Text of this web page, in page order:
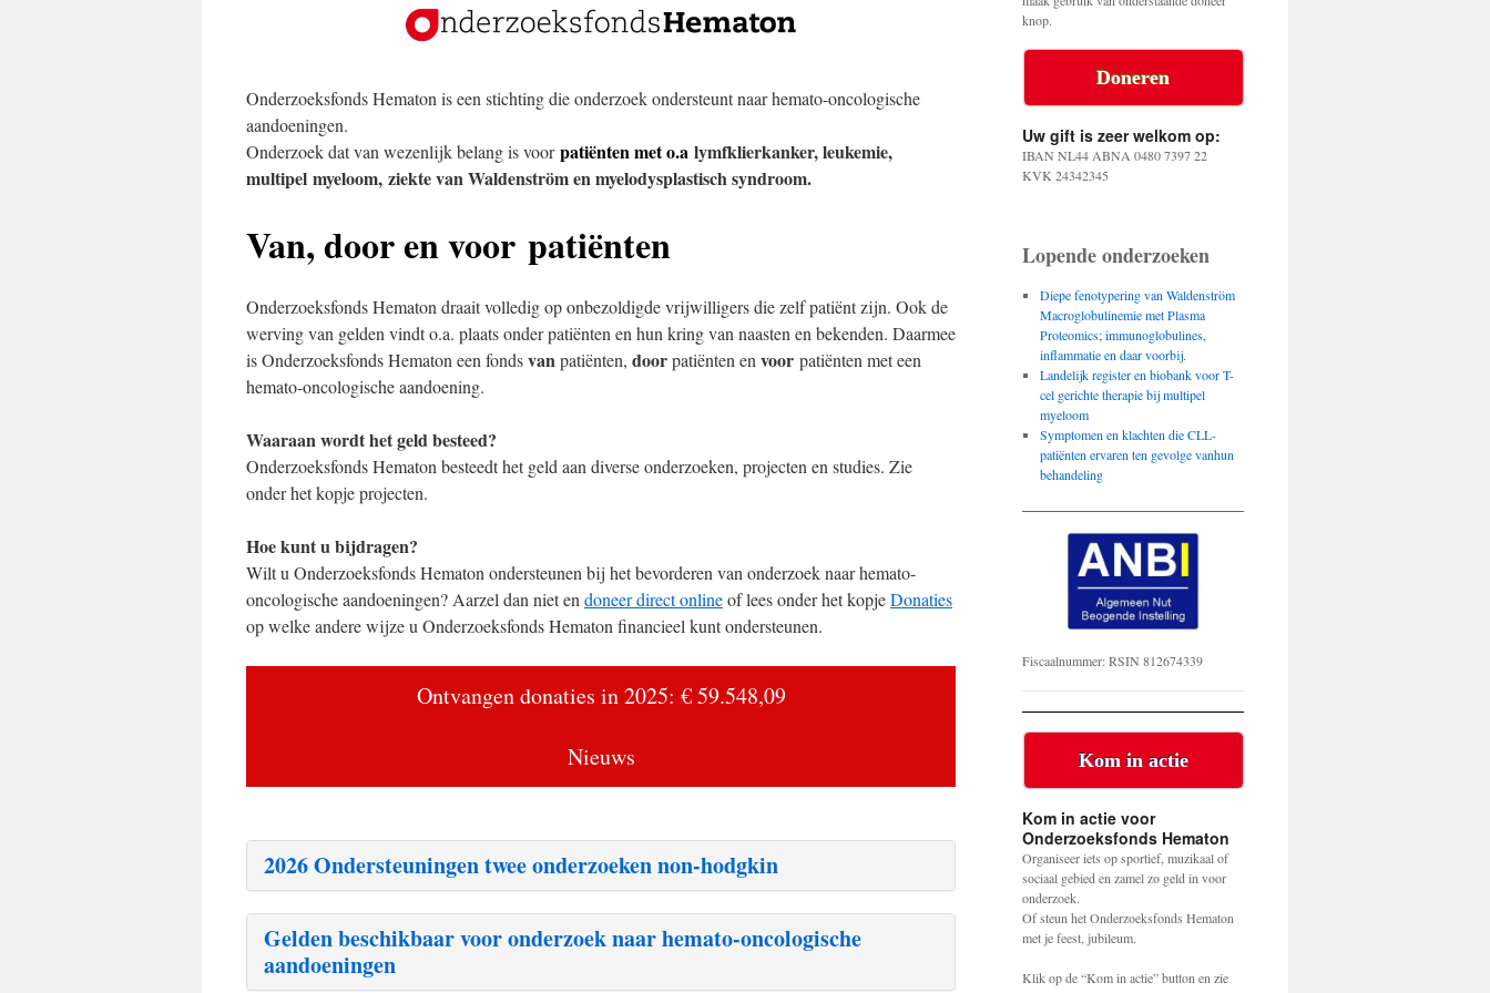
Onderzoeksfonds Hematon is een stichting die onderzoek ondersteunt naar hemato-oncologische
aandoeningen.
Onderzoek dat van wezenlijk belang is voorpatiënten met o.a lymfklierkanker, leukemie,
multipel myeloom, ziekte van Waldenström en myelodysplastisch syndroom.
Van, door en voor patiënten
Onderzoeksfonds Hematon draait volledig op onbezoldigde vrijwilligers die zelf patiënt zijn. Ook de
werving van gelden vindt o.a. plaats onder patiënten en hun kring van naasten en bekenden. Daarmee
is Onderzoeksfonds Hematon een fondsvanpatiënten, doorpatiënten en voor patiënten met een
hemato-oncologische aandoening.
Waaraan wordt het geld besteed?
Onderzoeksfonds Hematon besteedt het geld aan diverse onderzoeken, projecten en studies. Zie
onder het kopje projecten.
Hoe kunt u bijdragen?
Wilt u Onderzoeksfonds Hematon ondersteunen bij het bevorderen van onderzoek naar hemato-
oncologische aandoeningen? Aarzel dan niet en doneer direct onlineof lees onder het kopjeDonaties
op welke andere wijze u Onderzoeksfonds Hematon financieel kunt ondersteunen.
Ontvangen donaties in 2025: € 59.548,09
Nieuws
2026 Ondersteuningen twee onderzoeken non-hodgkin
Gelden beschikbaar voor onderzoek naar hemato-oncologische
aandoeningen
knop.
Doneren
Uw gift is zeer welkom op:
IBAN NL44 ABNA 0480 7397 22
KVK 24342345
Lopende onderzoeken
Diepe fenotypering van Waldenström
Macroglobulinemie met Plasma
Proteomics; immunoglobulines,
inflammatie en daar voorbij.
Landelijk register en biobank voor T-
cel gerichte therapie bij multipel
myeloom
Symptomen en klachten die CLL-
patiënten ervaren ten gevolge vanhun
behandeling
Fiscaalnummer: RSIN 812674339
Kom in actie
Kom in actie voor
Onderzoeksfonds Hematon
Organiseer iets op sportief, muzikaal of
sociaal gebied en zamel zo geld in voor
onderzoek.
Of steun het Onderzoeksfonds Hematon
met je feest, jubileum.
Klik op de “Kom in actie” button en zie